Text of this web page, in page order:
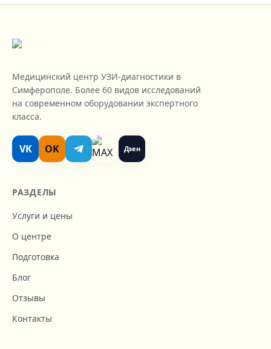
Медицинский центр УЗИ-диагностики в
Симферополе. Более 60 видов исследований
на современном оборудовании экспертного
класса.
VK OK Дзен
РАЗДЕЛЫ
Услуги и цены
О центре
Подготовка
Блог
Отзывы
Контакты